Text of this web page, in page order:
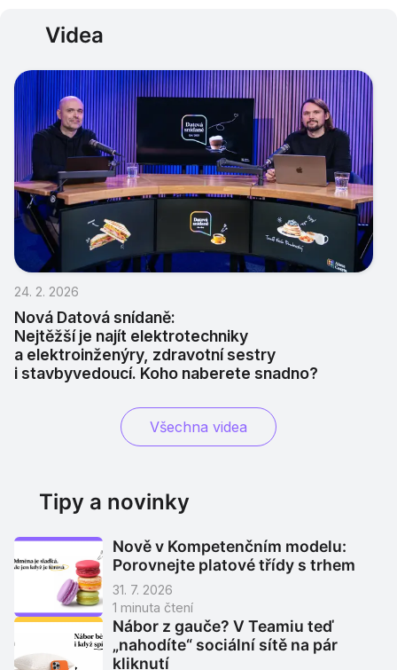
Videa
24. 2. 2026
Nová Datová snídaně:
Nejtěžší je najít elektrotechniky
a elektroinženýry, zdravotní sestry
i stavbyvedoucí. Koho naberete snadno?
Všechna videa
Tipy a novinky
Nově v Kompetenčním modelu:
Porovnejte platové třídy s trhem
31. 7. 2026
1 minuta čtení
Nábor z gauče? V Teamiu teď
„nahodíte“ sociální sítě na pár
kliknutí